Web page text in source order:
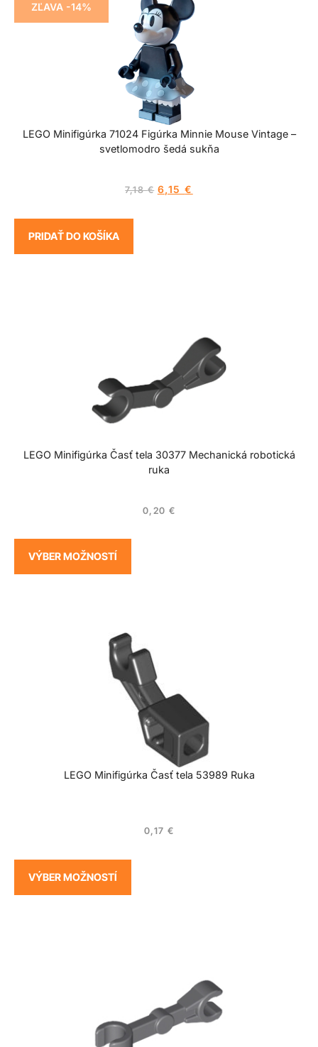
ZĽAVA -14%
LEGO Minifigúrka 71024 Figúrka Minnie Mouse Vintage –
svetlomodro šedá sukňa
7,18€ 6,15€
PRIDAŤ DO KOŠÍKA
LEGO Minifigúrka Časť tela 30377 Mechanická robotická
ruka
0,20 €
VÝBER MOŽNOSTÍ
LEGO Minifigúrka Časť tela 53989 Ruka
0,17 €
VÝBER MOŽNOSTÍ